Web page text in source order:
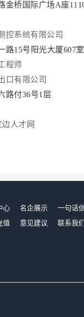
金桥国际广场A座
控系统有限公司
路15号阳光大厦607室
程师
口有限公司
路付36号1层
边人才网
心 名企展示 一句话
值 意见建议 联系我们